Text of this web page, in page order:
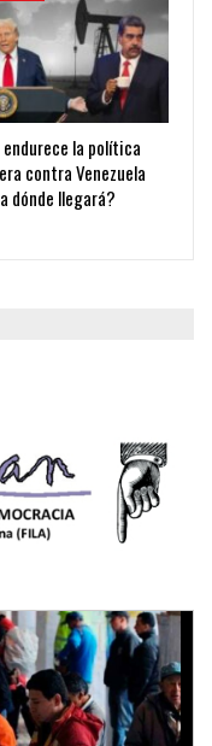
endurece la política
contra Venezuela
dónde llegará?
ojos